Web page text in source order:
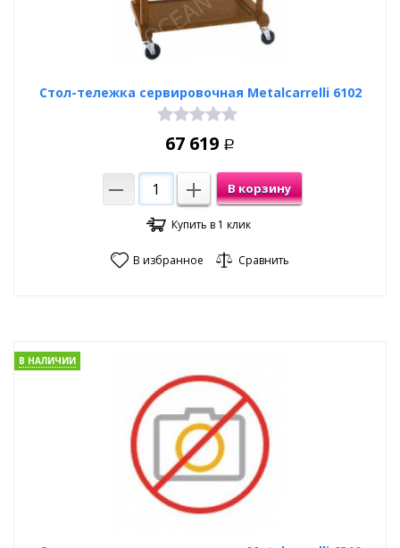
Стол-тележка сервировочная Metalcarrelli 6102
67 619 Р
В корзину
Купить в 1 клик
В избранное Сравнить
В НАЛИЧИИ